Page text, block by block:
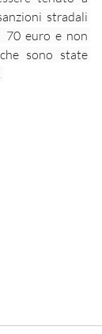
stradali
70 euro e non
sono state